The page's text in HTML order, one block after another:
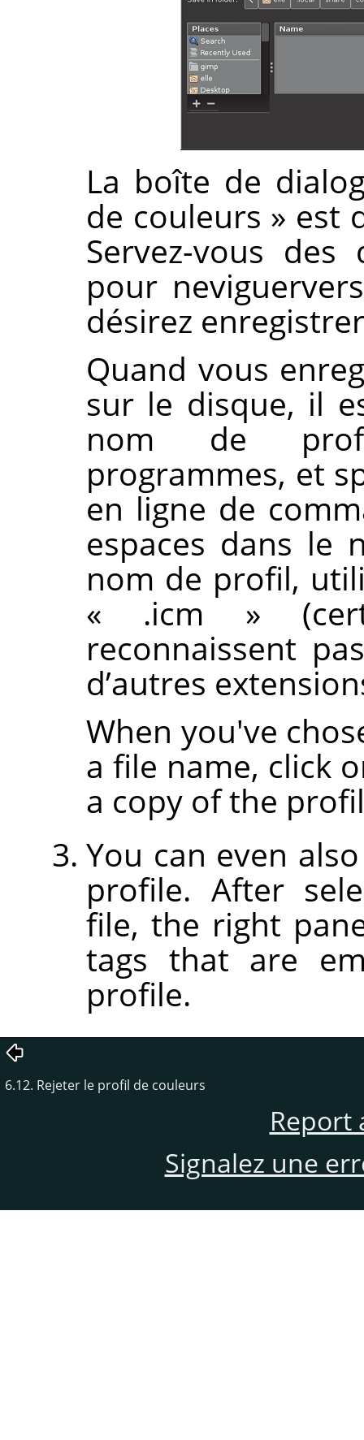
La boîte de
de couleurs » est
Servez-vous
pour
désirez
Quand vous
sur le disque, il
nom de
programmes, et
en ligne de
espaces dans le
nom de profil,
« .icm »
reconnaissent
d’autres
When you've
a file name, click
a copy of the
You can even
profile. After
file, the right
tags that are
profile.
6.12. Rejeter le profil de couleurs
Report
Signalez une